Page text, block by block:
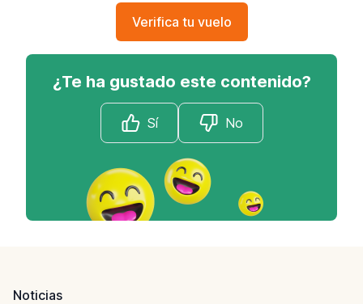
Verifica tu vuelo
¿Te ha gustado este contenido?
Sí No
Noticias